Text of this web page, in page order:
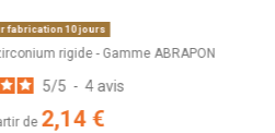
10 jours
rigide - Gamme ABRAPON
5 /5- 4avis
de 2,14 €